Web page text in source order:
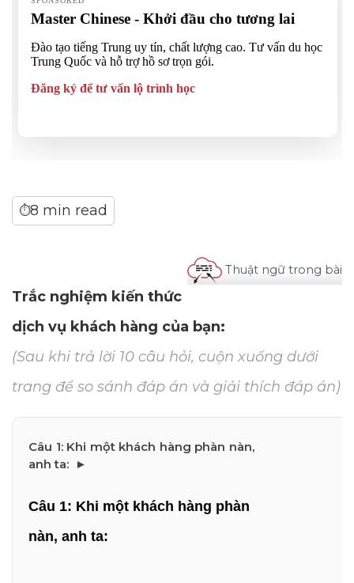
⏱8 min read
Thuật ngữ trong bài
Trắc nghiệm kiến thức
dịch vụ khách hàng của bạn:
(Sau khi trả lời 10 câu hỏi, cuộn xuống dưới
trang để so sánh đáp án và giải thích đáp án)
Câu 1: Khi một khách hàng phàn
nàn, anh ta: